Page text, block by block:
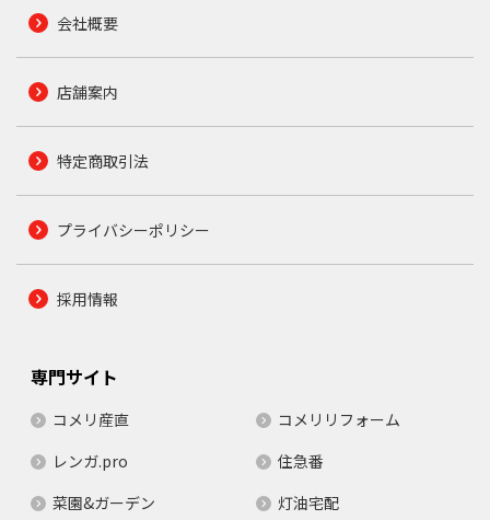
会社概要
店舗案内
特定商取引法
プライバシーポリシー
採用情報
専門サイト
コメリ産直
コメリリフォーム
レンガ.pro
住急番
菜園&ガーデン
灯油宅配